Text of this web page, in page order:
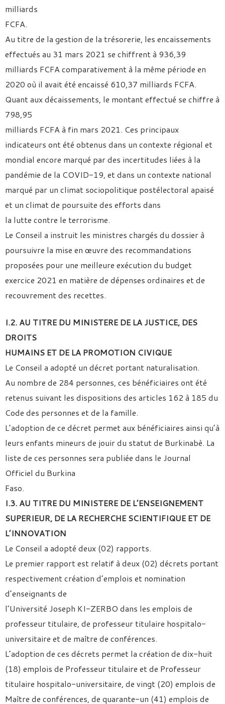
milliards
FCFA.
Au titre de la gestion de la trésorerie, les encaissements
effectués au 31 mars 2021 se chiffrent à 936,39
milliards FCFA comparativement à la même période en
2020 où il avait été encaissé 610,37 milliards FCFA.
Quant aux décaissements, le montant effectué se chiffre à
798,95
milliards FCFA à fin mars 2021. Ces principaux
indicateurs ont été obtenus dans un contexte régional et
mondial encore marqué par des incertitudes liées à la
pandémie de la COVID-19, et dans un contexte national
marqué par un climat sociopolitique postélectoral apaisé
et un climat de poursuite des efforts dans
la lutte contre le terrorisme.
Le Conseil a instruit les ministres chargés du dossier à
poursuivre la mise en œuvre des recommandations
proposées pour une meilleure exécution du budget
exercice 2021 en matière de dépenses ordinaires et de
recouvrement des recettes.
I.2. AU TITRE DU MINISTERE DE LA JUSTICE, DES
DROITS
HUMAINS ET DE LA PROMOTION CIVIQUE
Le Conseil a adopté un décret portant naturalisation.
Au nombre de 284 personnes, ces bénéficiaires ont été
retenus suivant les dispositions des articles 162 à 185 du
Code des personnes et de la famille.
L’adoption de ce décret permet aux bénéficiaires ainsi qu’à
leurs enfants mineurs de jouir du statut de Burkinabè. La
liste de ces personnes sera publiée dans le Journal
Officiel du Burkina
Faso.
I.3. AU TITRE DU MINISTERE DE L’ENSEIGNEMENT
SUPERIEUR, DE LA RECHERCHE SCIENTIFIQUE ET DE
L’INNOVATION
Le Conseil a adopté deux (02) rapports.
Le premier rapport est relatif à deux (02) décrets portant
respectivement création d’emplois et nomination
d’enseignants de
l’Université Joseph KI-ZERBO dans les emplois de
professeur titulaire, de professeur titulaire hospitalo-
universitaire et de maître de conférences.
L’adoption de ces décrets permet la création de dix-huit
(18) emplois de Professeur titulaire et de Professeur
titulaire hospitalo-universitaire, de vingt (20) emplois de
Maître de conférences, de quarante-un (41) emplois de